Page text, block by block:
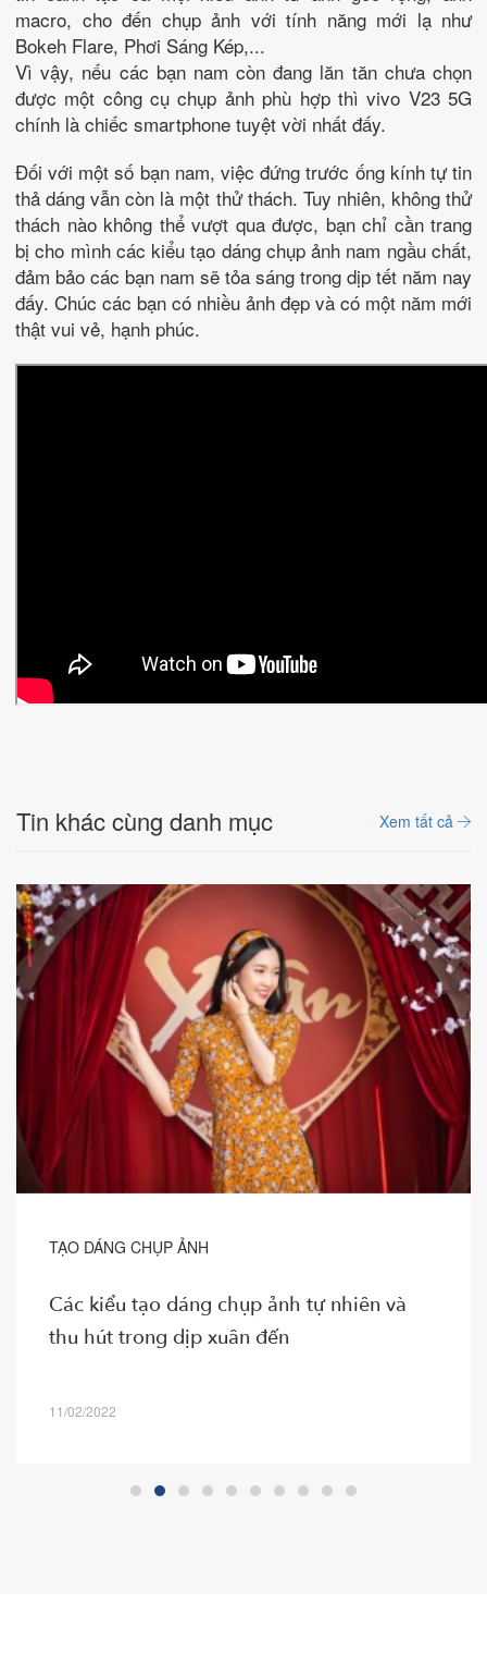
macro, cho đến chụp ảnh với tính năng mới lạ như
Bokeh Flare, Phơi Sáng Kép,...
Vì vậy, nếu các bạn nam còn đang lăn tăn chưa chọn
được một công cụ chụp ảnh phù hợp thì vivo V23 5G
chính là chiếc smartphone tuyệt vời nhất đấy.
Đối với một số bạn nam, việc đứng trước ống kính tự tin
thả dáng vẫn còn là một thử thách. Tuy nhiên, không thử
thách nào không thể vượt qua được, bạn chỉ cần trang
bị cho mình các kiểu tạo dáng chụp ảnh nam ngầu chất,
đảm bảo các bạn nam sẽ tỏa sáng trong dịp tết năm nay
đấy. Chúc các bạn có nhiều ảnh đẹp và có một năm mới
thật vui vẻ, hạnh phúc.
Tin khác cùng danh mục Xem tất cả
TẠO DÁNG CHỤP ẢNH
Các kiểu tạo dáng chụp ảnh tự nhiên và
thu hút trong dịp xuân đến
11/02/2022